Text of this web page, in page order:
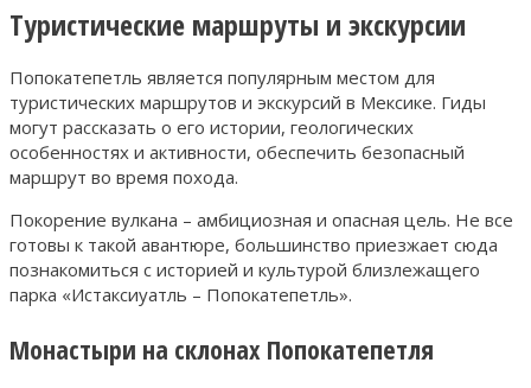
Туристические маршруты и экскурсии
Попокатепетль является популярным местом для
туристических маршрутов и экскурсий в Мексике. Гиды
могут рассказать о его истории, геологических
особенностях и активности, обеспечить безопасный
маршрут во время похода.
Покорение вулкана – амбициозная и опасная цель. Не все
готовы к такой авантюре, большинство приезжает сюда
познакомиться с историей и культурой близлежащего
парка «Истаксиуатль – Попокатепетль».
Монастыри на склонах Попокатепетля